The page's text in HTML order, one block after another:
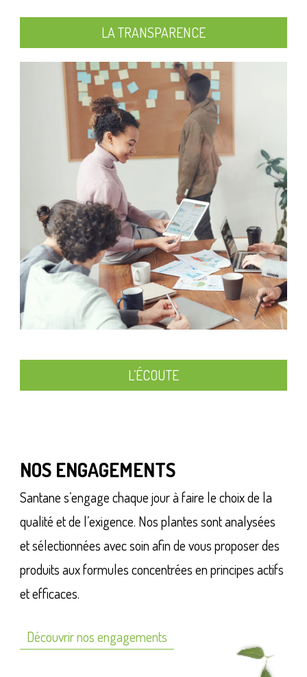
LA TRANSPARENCE
L’ÉCOUTE
NOS ENGAGEMENTS
Santane s’engage chaque jour à faire le choix de la
qualité et de l’exigence. Nos plantes sont analysées
et sélectionnées avec soin afin de vous proposer des
produits aux formules concentrées en principes actifs
et efficaces.
Découvrir nos engagements